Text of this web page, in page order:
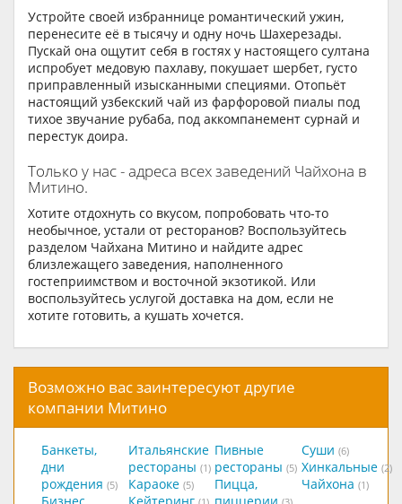
Устройте своей избраннице романтический ужин,
перенесите её в тысячу и одну ночь Шахерезады.
Пускай она ощутит себя в гостях у настоящего султана
испробует медовую пахлаву, покушает шербет, густо
приправленный изысканными специями. Отопьёт
настоящий узбекский чай из фарфоровой пиалы под
тихое звучание рубаба, под аккомпанемент сурнай и
перестук доира.
Только у нас - адреса всех заведений Чайхона в
Митино.
Хотите отдохнуть со вкусом, попробовать что-то
необычное, устали от ресторанов? Воспользуйтесь
разделом Чайхана Митино и найдите адрес
близлежащего заведения, наполненного
гостеприимством и восточной экзотикой. Или
воспользуйтесь услугой доставка на дом, если не
хотите готовить, а кушать хочется.
Возможно вас заинтересуют другие
компании Митино
Банкеты,
дни
рождения (5)
Итальянские
рестораны (1)
Караоке (5)
Пивные
рестораны (5)
Пицца,
Суши (6)
Хинкальные (2)
Чайхона (1)